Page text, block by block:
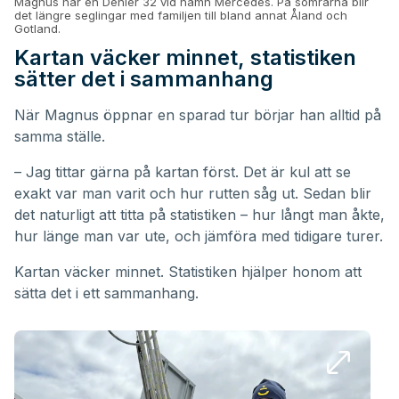
det längre seglingar med familjen till bland annat Åland och
Gotland.
Kartan väcker minnet, statistiken
sätter det i sammanhang
När Magnus öppnar en sparad tur börjar han alltid på
samma ställe.
– Jag tittar gärna på kartan först. Det är kul att se
exakt var man varit och hur rutten såg ut. Sedan blir
det naturligt att titta på statistiken – hur långt man åkte,
hur länge man var ute, och jämföra med tidigare turer.
Kartan väcker minnet. Statistiken hjälper honom att
sätta det i ett sammanhang.